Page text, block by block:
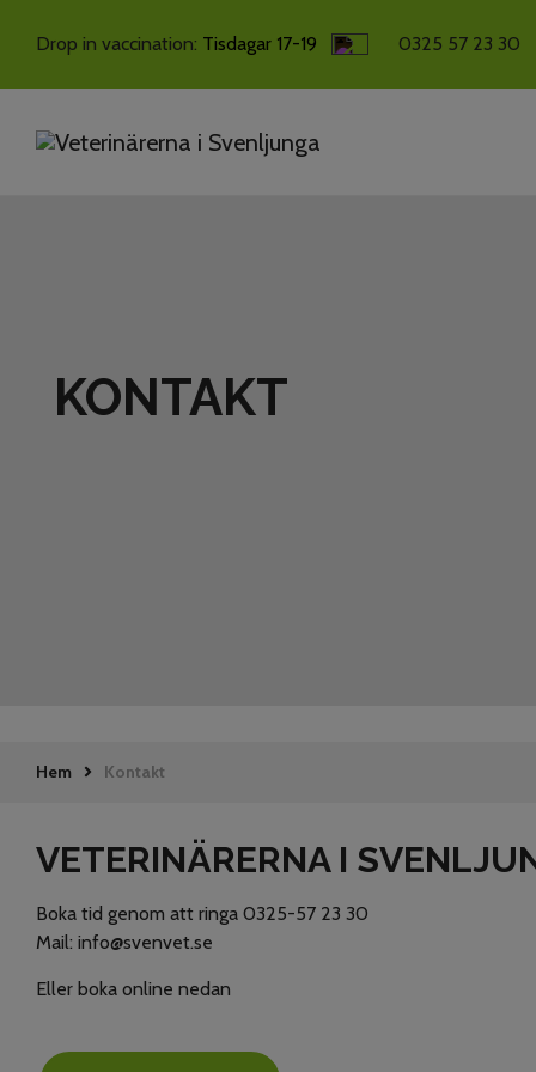
Drop in vaccination: Tisdagar 17-19 0325 57 23 30
KONTAKT
Hem Kontakt
VETERINÄRERNA I
Boka tid genom att ringa 0325-57 23 30
Mail: info@svenvet.se
Eller boka online nedan